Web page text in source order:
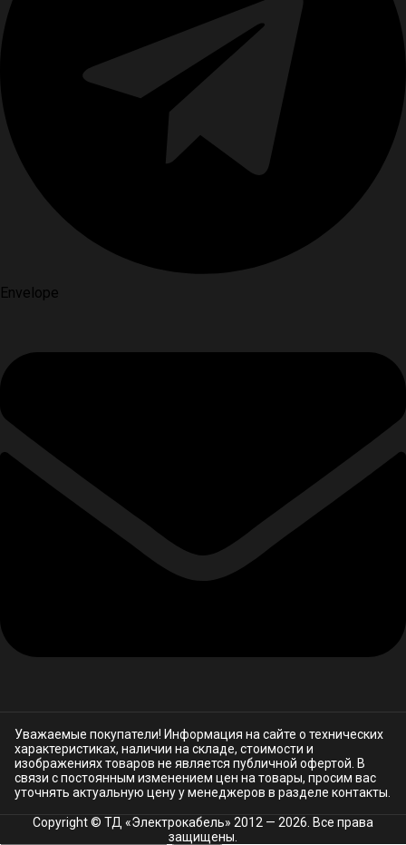
Envelope
Уважаемые покупатели! Информация на сайте о технических
характеристиках, наличии на складе, стоимости и
изображениях товаров не является публичной офертой. В
связи с постоянным изменением цен на товары, просим вас
уточнять актуальную цену у менеджеров в разделе контакты.
Copyright © ТД «Электрокабель»​ 2012 — 2026. Все права
защищены.